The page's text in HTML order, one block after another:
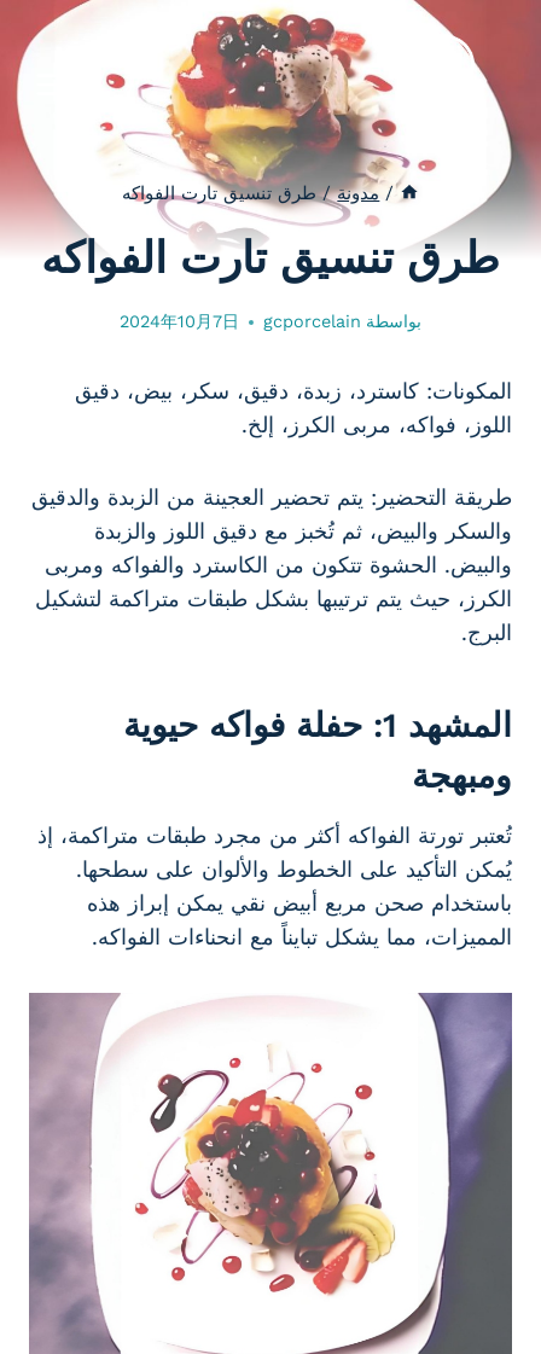
المحتوى
/ مدونة / طرق تنسيق تارت الفواكه
طرق تنسيق تارت الفواكه
بواسطة gcporcelain
2024年10月7日
المكونات: كاسترد، زبدة، دقيق، سكر، بيض، دقيق
اللوز، فواكه، مربى الكرز، إلخ.
طريقة التحضير: يتم تحضير العجينة من الزبدة والدقيق
والسكر والبيض، ثم تُخبز مع دقيق اللوز والزبدة
والبيض. الحشوة تتكون من الكاسترد والفواكه ومربى
الكرز، حيث يتم ترتيبها بشكل طبقات متراكمة لتشكيل
البرج.
المشهد 1: حفلة فواكه حيوية
ومبهجة
تُعتبر تورتة الفواكه أكثر من مجرد طبقات متراكمة، إذ
يُمكن التأكيد على الخطوط والألوان على سطحها.
باستخدام صحن مربع أبيض نقي يمكن إبراز هذه
المميزات، مما يشكل تبايناً مع انحناءات الفواكه.